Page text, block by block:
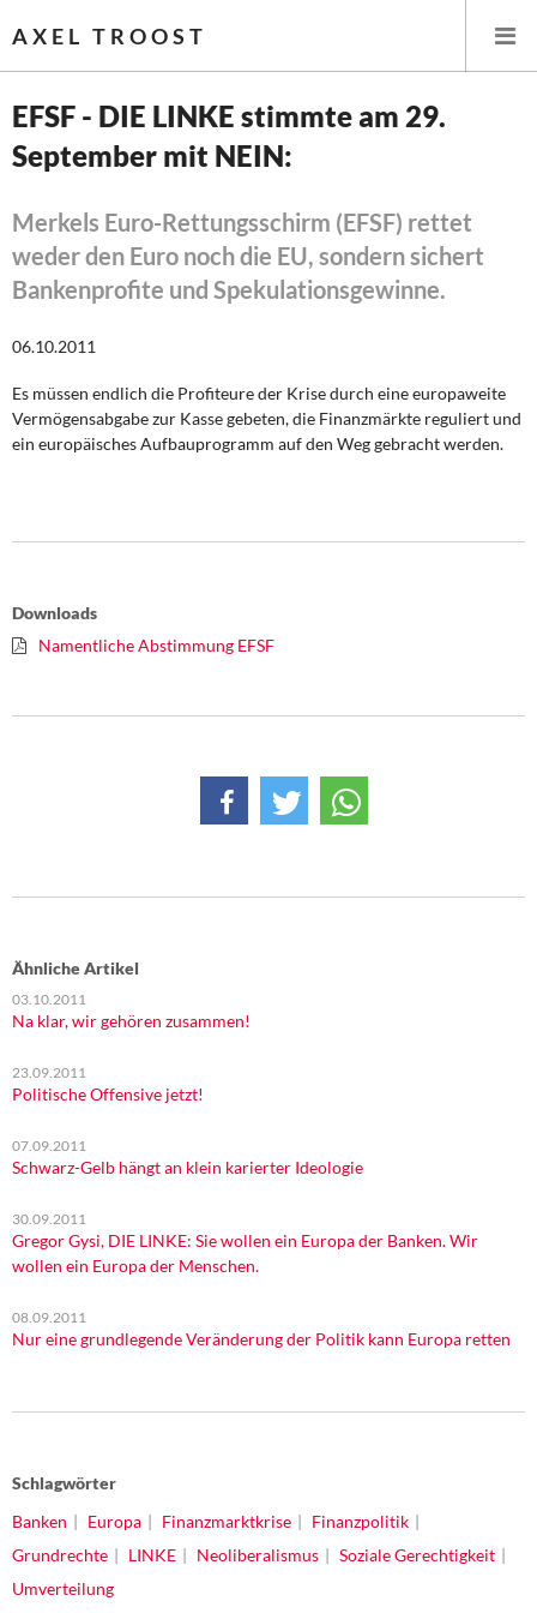
AXEL TROOST
Startseite
Themen
Leitlinien linker Wirtschafts- und Finanzpolitik
Steuer- und Finanzpolitik
Öffentliche Infrastruktur und Daseinsvorsorge
Weitere Themen
Memo-Gruppe
Institut Solidarische Moderne
Rosa-Luxemburg-Stiftung
Kontakt
EFSF - DIE LINKE stimmte am 29.
September mit NEIN:
Merkels Euro-Rettungsschirm (EFSF) rettet
weder den Euro noch die EU, sondern sichert
Bankenprofite und Spekulationsgewinne.
06.10.2011
Es müssen endlich die Profiteure der Krise durch eine europaweite
Vermögensabgabe zur Kasse gebeten, die Finanzmärkte reguliert und
ein europäisches Aufbauprogramm auf den Weg gebracht werden.
Downloads
Namentliche Abstimmung EFSF
Ähnliche Artikel
03.10.2011
Na klar, wir gehören zusammen!
23.09.2011
Politische Offensive jetzt!
07.09.2011
Schwarz-Gelb hängt an klein karierter Ideologie
30.09.2011
Gregor Gysi, DIE LINKE: Sie wollen ein Europa der Banken. Wir
wollen ein Europa der Menschen.
08.09.2011
Nur eine grundlegende Veränderung der Politik kann Europa retten
Schlagwörter
Banken
Europa Finanzmarktkrise
Finanzpolitik
Grundrechte
LINKE Neoliberalismus
Soziale Gerechtigkeit
Umverteilung